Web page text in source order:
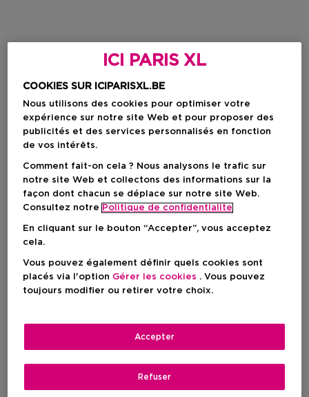
ICI PARIS XL
COOKIES SUR ICIPARISXL.BE
Nous utilisons des cookies pour optimiser votre
expérience sur notre site Web et pour proposer des
publicités et des services personnalisés en fonction
de vos intérêts.
Comment fait-on cela ? Nous analysons le trafic sur
notre site Web et collectons des informations sur la
façon dont chacun se déplace sur notre site Web.
Consultez notre Politique de confidentialite
En cliquant sur le bouton “Accepter”, vous acceptez
cela.
Vous pouvez également définir quels cookies sont
placés via l'option Gérer les cookies . Vous pouvez
toujours modifier ou retirer votre choix.
Refuser
Accepter